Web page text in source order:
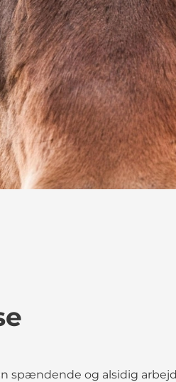
spændende og alsidig